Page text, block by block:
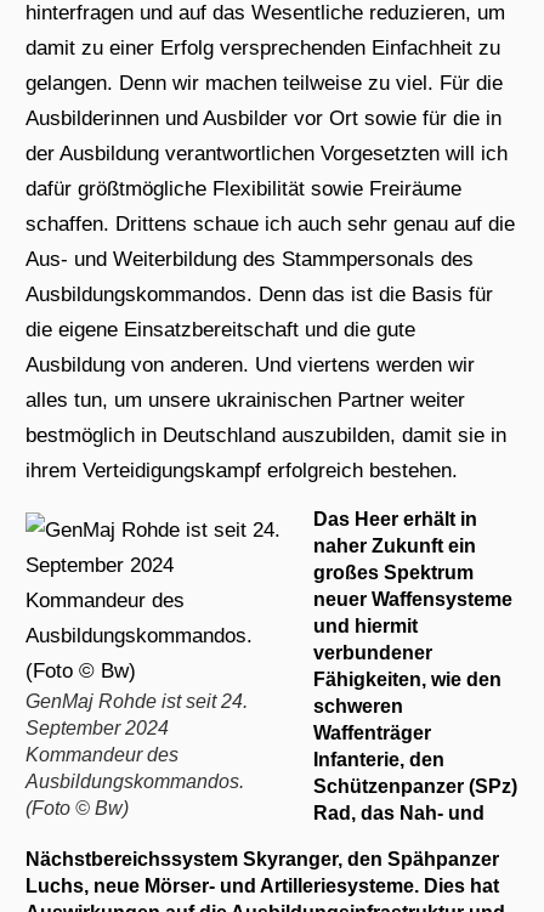
hinterfragen und auf das Wesentliche reduzieren, um
damit zu einer Erfolg versprechenden Einfachheit zu
gelangen. Denn wir machen teilweise zu viel. Für die
Ausbilderinnen und Ausbilder vor Ort sowie für die in
der Ausbildung verantwortlichen Vorgesetzten will ich
dafür größtmögliche Flexibilität sowie Freiräume
schaffen. Drittens schaue ich auch sehr genau auf die
Aus- und Weiterbildung des Stammpersonals des
Ausbildungskommandos. Denn das ist die Basis für
die eigene Einsatzbereitschaft und die gute
Ausbildung von anderen. Und viertens werden wir
alles tun, um unsere ukrainischen Partner weiter
bestmöglich in Deutschland auszubilden, damit sie in
ihrem Verteidigungskampf erfolgreich bestehen.
GenMaj Rohde ist seit 24.
September 2024
Kommandeur des
Ausbildungskommandos.
(Foto © Bw)
Das Heer erhält in
naher Zukunft ein
großes Spektrum
neuer Waffensysteme
und hiermit
verbundener
Fähigkeiten, wie den
schweren
Waffenträger
Infanterie, den
Schützenpanzer (SPz)
Rad, das Nah- und
Nächstbereichssystem Skyranger, den Spähpanzer
Luchs, neue Mörser- und Artilleriesysteme. Dies hat